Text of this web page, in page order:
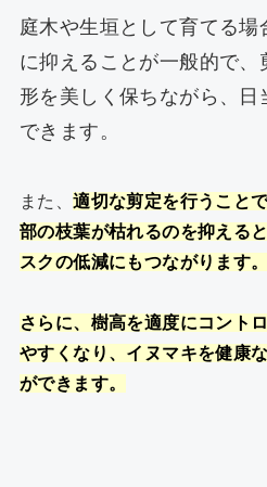
庭木や生垣として育てる
に抑えることが一般的で
形を美しく保ちながら、
できます。
また、適切な剪定を行うこと
部の枝葉が枯れるのを抑える
スクの低減にもつながります。
さらに、樹高を適度にコント
やすくなり、イヌマキを健康
ができます。